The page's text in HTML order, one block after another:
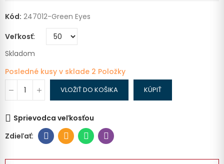
Kód: 247012-Green Eyes
Veľkosť
Skladom
Posledné kusy v sklade 2 Položky
VLOŽIŤ DO KOŠIKA KÚPIŤ
Sprievodca veľkosťou